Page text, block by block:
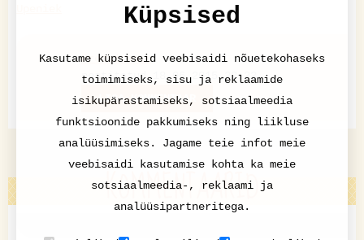
Pressiteade
postitatud 18.06.2015 22:33
LISA KOMMENTAAR
KOMMENTAARID
Küpsised
Kasutame küpsiseid veebisaidi nõuetekohaseks
toimimiseks, sisu ja reklaamide
isikupärastamiseks, sotsiaalmeedia
funktsioonide pakkumiseks ning liikluse
analüüsimiseks. Jagame teie infot meie
veebisaidi kasutamise kohta ka meie
sotsiaalmeedia-, reklaami ja
analüüsipartneritega.